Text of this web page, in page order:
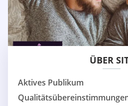
ÜBER
Aktives Publikum